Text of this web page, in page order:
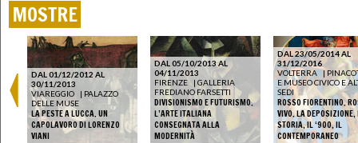
MOSTRE
DAL 01/12/2012 AL
30/11/2013
VIAREGGIO
| PALAZZO
DELLE MUSE
LA PESTE A LUCCA. UN
CAPOLAVORO DI LORENZO
VIANI
DAL 05/10/2013 AL
04/11/2013
FIRENZE
| GALLERIA
FREDIANO FARSETTI
DIVISIONISMO E FUTURISMO.
L’ARTE ITALIANA
CONSEGNATA ALLA
MODERNITÀ
DAL 23/05/2014 AL
31/12/2016
VOLTERRA
|
E MUSEO CIVICO E
SEDI
ROSSO FIORENTINO.
VIVO. LA DEPOSIZIONE,
STORIA, IL ‘900, IL
CONTEMPORANEO